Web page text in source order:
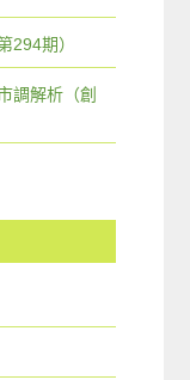
294期）
調解析（創